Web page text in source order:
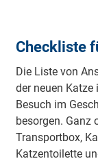
Checkliste
Die Liste von
der neuen
Besuch im
besorgen. Ganz
Transportbox,
Katzentoilette